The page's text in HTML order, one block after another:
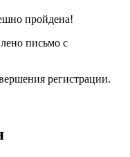
пройдена!
письмо с
регистрации.